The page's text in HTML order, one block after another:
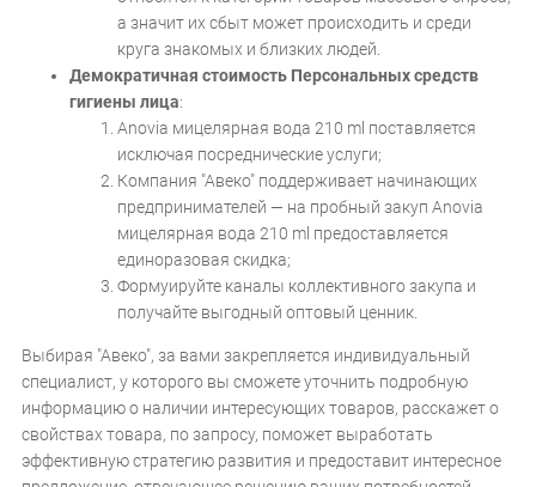
а значит их сбыт может происходить и среди
круга знакомых и близких людей.
Демократичная стоимость Персональных средств
гигиены лица:
Anovia мицелярная вода 210 ml поставляется
исключая посреднические услуги;
Компания "Авеко" поддерживает начинающих
предпринимателей — на пробный закуп Anovia
мицелярная вода 210 ml предоставляется
единоразовая скидка;
Формуируйте каналы коллективного закупа и
получайте выгодный оптовый ценник.
Выбирая "Авеко", за вами закрепляется индивидуальный
специалист, у которого вы сможете уточнить подробную
информацию о наличии интересующих товаров, расскажет о
свойствах товара, по запросу, поможет выработать
эффективную стратегию развития и предоставит интересное